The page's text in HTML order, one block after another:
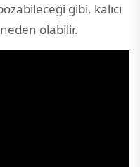
gibi, kalıcı
olabilir.